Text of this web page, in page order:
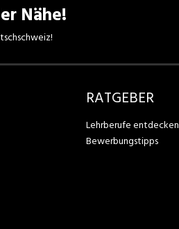
Nähe!
RATGEBER
Lehrberufe entdecken
Bewerbungstipps